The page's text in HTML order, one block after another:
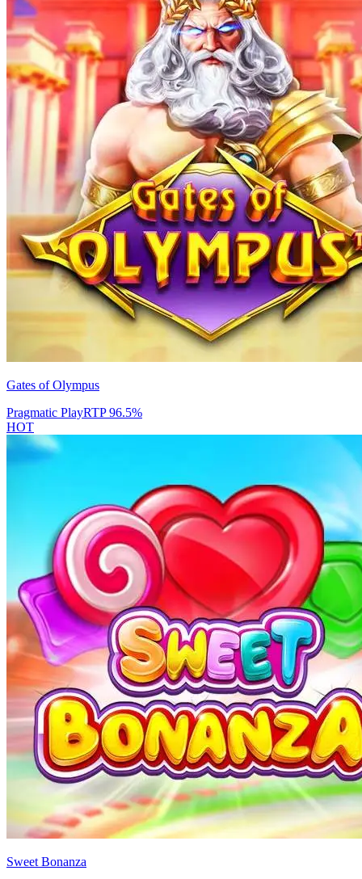
Gates of Olympus
Pragmatic PlayRTP96.5%
HOT
Sweet Bonanza